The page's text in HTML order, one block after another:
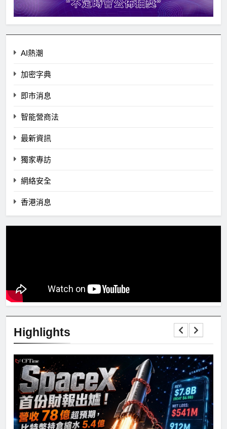
AI熱潮
加密字典
即市消息
智能營商法
最新資訊
獨家專訪
網絡安全
香港消息
Highlights